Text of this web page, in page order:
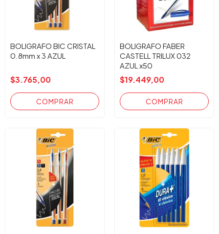
BOLIGRAFO BIC CRISTAL
0.8mm x 3 AZUL
$3.765,00
BOLIGRAFO FABER
CASTELL TRILUX 032
AZUL x50
$19.449,00